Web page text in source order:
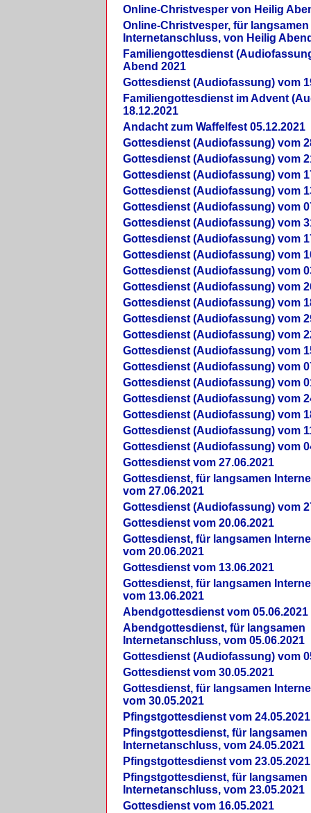
Online-Christvesper von Heilig
Online-Christvesper, für langsamen
Internetanschluss, von Heilig
Familiengottesdienst
Abend 2021
Gottesdienst (Audiofassung) vom
Familiengottesdienst im Advent
18.12.2021
Andacht zum Waffelfest 05.12.2021
Gottesdienst (Audiofassung) vom
Gottesdienst (Audiofassung) vom
Gottesdienst (Audiofassung) vom
Gottesdienst (Audiofassung) vom
Gottesdienst (Audiofassung) vom
Gottesdienst (Audiofassung) vom
Gottesdienst (Audiofassung) vom
Gottesdienst (Audiofassung) vom
Gottesdienst (Audiofassung) vom
Gottesdienst (Audiofassung) vom
Gottesdienst (Audiofassung) vom
Gottesdienst (Audiofassung) vom
Gottesdienst (Audiofassung) vom
Gottesdienst (Audiofassung) vom
Gottesdienst (Audiofassung) vom
Gottesdienst (Audiofassung) vom
Gottesdienst (Audiofassung) vom
Gottesdienst (Audiofassung) vom
Gottesdienst (Audiofassung) vom
Gottesdienst (Audiofassung) vom
Gottesdienst vom 27.06.2021
Gottesdienst, für langsamen
vom 27.06.2021
Gottesdienst (Audiofassung) vom
Gottesdienst vom 20.06.2021
Gottesdienst, für langsamen
vom 20.06.2021
Gottesdienst vom 13.06.2021
Gottesdienst, für langsamen
vom 13.06.2021
Abendgottesdienst vom 05.06.2021
Abendgottesdienst, für langsamen
Internetanschluss, vom 05.06.2021
Gottesdienst (Audiofassung) vom
Gottesdienst vom 30.05.2021
Gottesdienst, für langsamen
vom 30.05.2021
Pfingstgottesdienst vom 24.05.2021
Pfingstgottesdienst, für langsamen
Internetanschluss, vom 24.05.2021
Pfingstgottesdienst vom 23.05.2021
Pfingstgottesdienst, für langsamen
Internetanschluss, vom 23.05.2021
Gottesdienst vom 16.05.2021